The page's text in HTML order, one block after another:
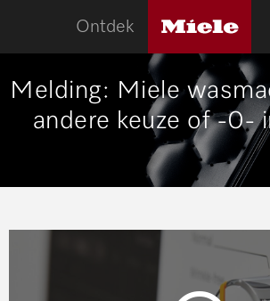
Ontdek
logo
HOME
RECEPTEN
Zoek
Zoek
Melding: Miele
andere keuze of -0-